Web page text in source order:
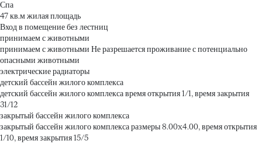
Спа
47 кв.м жилая площадь
Вход в помещение без лестниц
принимаем с животными
принимаем с животными Не разрешается проживание с потенциально
опасными животными
электрические радиаторы
детский бассейн жилого комплекса
детский бассейн жилого комплекса время открытия 1/1, время закрытия
31/12
закрытый бассейн жилого комплекса
закрытый бассейн жилого комплекса размеры 8.00x4.00, время открытия
1/10, время закрытия 15/5